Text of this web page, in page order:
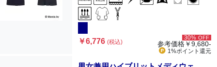
￥6,776(税込)
30% OFF
参考価格￥9,680-
1%ポイント 還元